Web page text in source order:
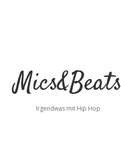
Mics&Beats
Irgendwas mit Hip Hop